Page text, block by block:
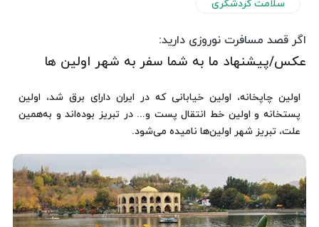
سلامت گردشگری
اگر قصد مسافرت نوروزی دارید:
عکس/پیشنهاد ما به شما سفر به شهر اولین ها
اولین چاپخانه، اولین خیابانی که در ایران دارای برق شد، اولین
پستخانه و اولین خط انتقال پست و... در تبریز بوده‌اند و به‌همین
علت، تبریز شهر اولین‌ها نامیده می‌شود.